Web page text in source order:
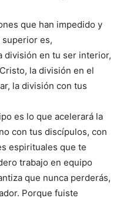
que han impedido y
superior es,
división en tu ser interior,
la división en el
la división con tus
es lo que acelerará la
con tus discípulos, con
espirituales que te
trabajo en equipo
que nunca perderás,
Porque fuiste